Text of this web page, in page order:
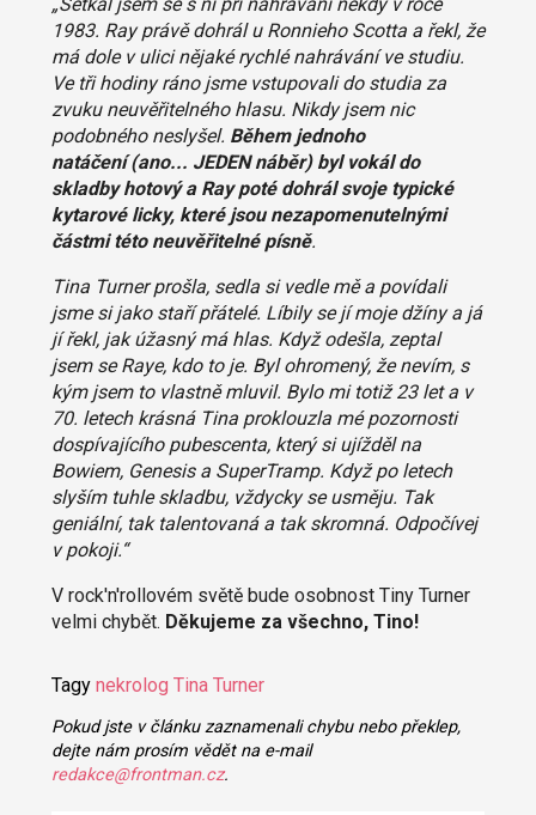
1983. Ray právě dohrál u Ronnieho Scotta a řekl, že
má dole v ulici nějaké rychlé nahrávání ve studiu.
Ve tři hodiny ráno jsme vstupovali do studia za
zvuku neuvěřitelného hlasu. Nikdy jsem nic
podobného neslyšel. Během jednoho
natáčení (ano... JEDEN náběr) byl vokál do
skladby hotový a Ray poté dohrál svoje typické
kytarové licky, které jsou nezapomenutelnými
částmi této neuvěřitelné písně.
Tina Turner prošla, sedla si vedle mě a povídali
jsme si jako staří přátelé. Líbily se jí moje džíny a já
jí řekl, jak úžasný má hlas. Když odešla, zeptal
jsem se Raye, kdo to je. Byl ohromený, že nevím, s
kým jsem to vlastně mluvil. Bylo mi totiž 23 let a v
70. letech krásná Tina proklouzla mé pozornosti
dospívajícího pubescenta, který si ujížděl na
Bowiem, Genesis a SuperTramp. Když po letech
slyším tuhle skladbu, vždycky se usměju. Tak
geniální, tak talentovaná a tak skromná. Odpočívej
v pokoji.“
V rock'n'rollovém světě bude osobnost Tiny Turner
velmi chybět. Děkujeme za všechno, Tino!
Tagy nekrolog Tina Turner
Pokud jste v článku zaznamenali chybu nebo překlep,
dejte nám prosím vědět na e-mail
redakce@frontman.cz.